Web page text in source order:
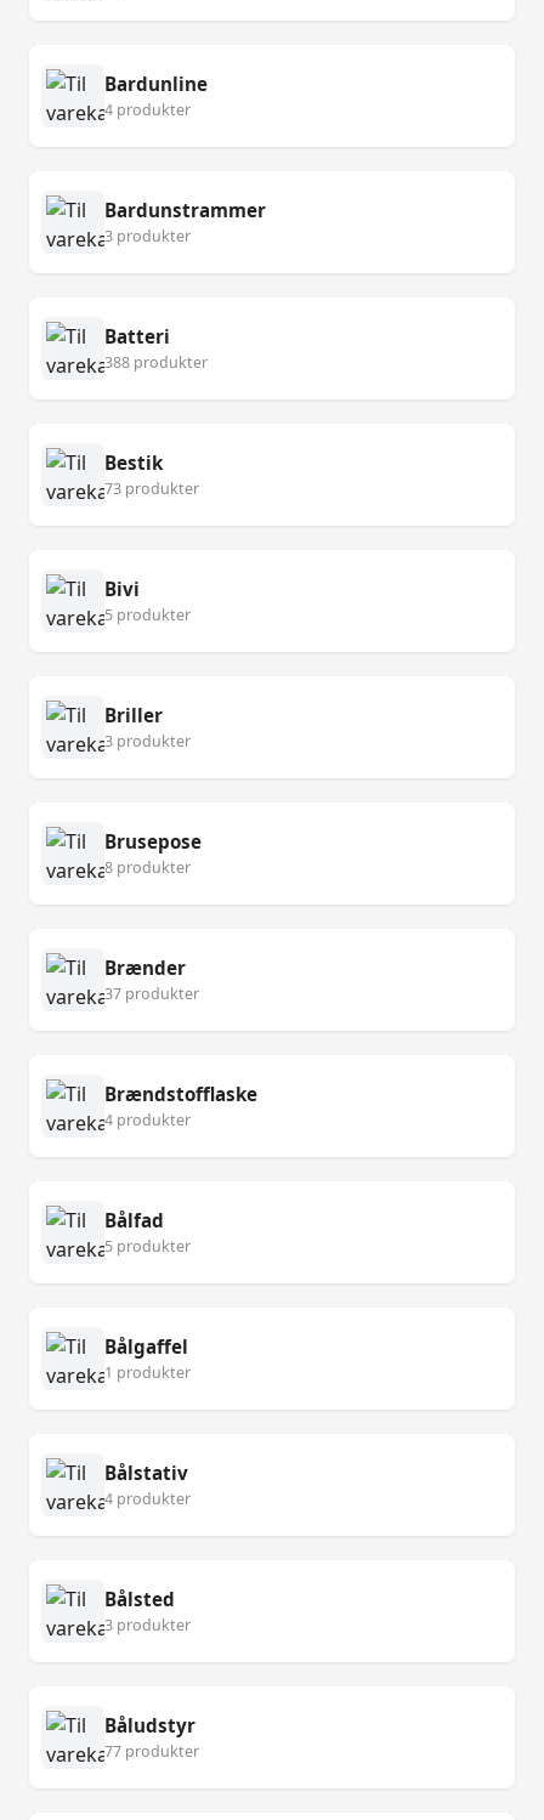
Bardunline
4 produkter
Bardunstrammer
3 produkter
Batteri
388 produkter
Bestik
73 produkter
Bivi
5 produkter
Briller
3 produkter
Brusepose
8 produkter
Brænder
37 produkter
Brændstofflaske
4 produkter
Bålfad
5 produkter
Bålgaffel
1 produkter
Bålstativ
4 produkter
Bålsted
3 produkter
Båludstyr
77 produkter